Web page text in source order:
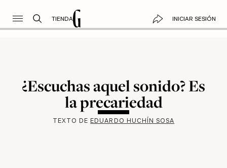
TIENDA INICIAR SESIÓN
¿Escuchas aquel sonido? Es
la precariedad
TEXTO DEEDUARDO HUCHÍN SOSA